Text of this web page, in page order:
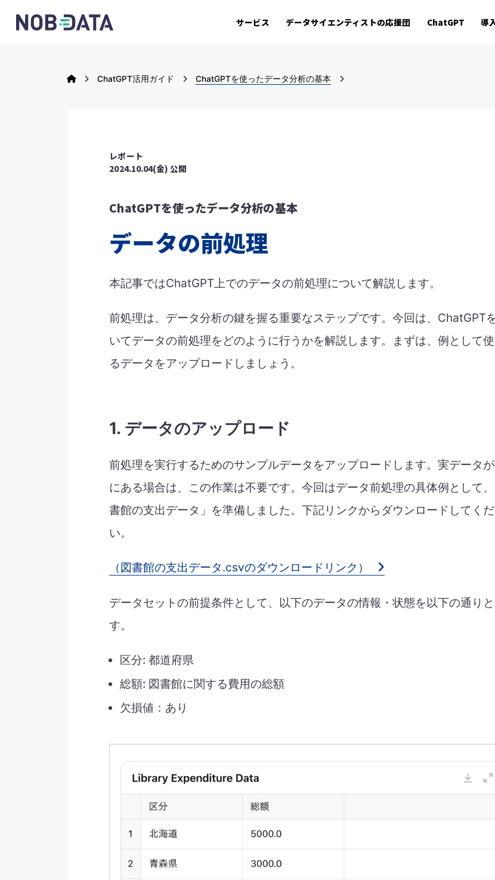
サービス データサイエンティストの応援団 ChatGPT 導
ChatGPT活用ガイド ChatGPTを使ったデータ分析の基本
レポート
2024.10.04(金) 公開
ChatGPTを使ったデータ分析の基本
データの前処理
本記事ではChatGPT上でのデータの前処理について解説します。
前処理は、データ分析の鍵を握る重要なステップです。今回は、ChatGPT
いてデータの前処理をどのように行うかを解説します。まずは、例として
るデータをアップロードしましょう。
1. データのアップロード
前処理を実行するためのサンプルデータをアップロードします。実データ
にある場合は、この作業は不要です。今回はデータ前処理の具体例として
書館の支出データ」を準備しました。下記リンクからダウンロードしてくだ
い。
（図書館の支出データ.csvのダウンロードリンク）
データセットの前提条件として、以下のデータの情報・状態を以下の通りと
す。
区分: 都道府県
総額: 図書館に関する費用の総額
欠損値：あり